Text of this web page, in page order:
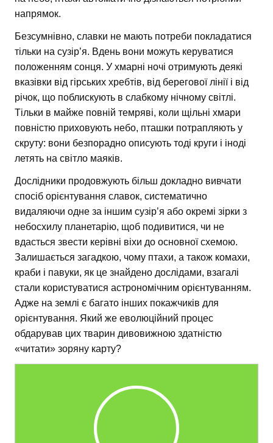
напрямок.
Безсумнівно, славки не мають потреби покладатися
тільки на сузір’я. Вдень вони можуть керуватися
положенням сонця. У хмарні ночі отримують деякі
вказівки від гірських хребтів, від берегової лінії і від
річок, що поблискують в слабкому нічному світлі.
Тільки в майже повній темряві, коли щільні хмари
повністю приховують небо, пташки потрапляють у
скруту: вони безпорадно описують тоді круги і іноді
летять на світло маяків.
Дослідники продовжують більш докладно вивчати
спосіб орієнтування славок, систематично
видаляючи одне за іншим сузір’я або окремі зірки з
небосхилу планетарію, щоб подивитися, чи не
вдасться звести керівні віхи до основної схемою.
Залишається загадкою, чому птахи, а також комахи,
краби і павуки, як це знайдено дослідами, взагалі
стали користуватися астрономічним орієнтуванням.
Адже на землі є багато інших покажчиків для
орієнтування. Який же еволюційний процес
обдарував цих тварин дивовижною здатністю
«читати» зоряну карту?